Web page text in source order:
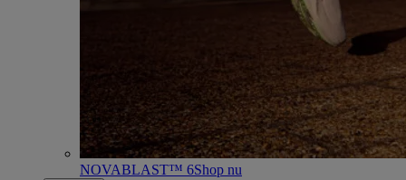
NOVABLAST™ 6Shop nu